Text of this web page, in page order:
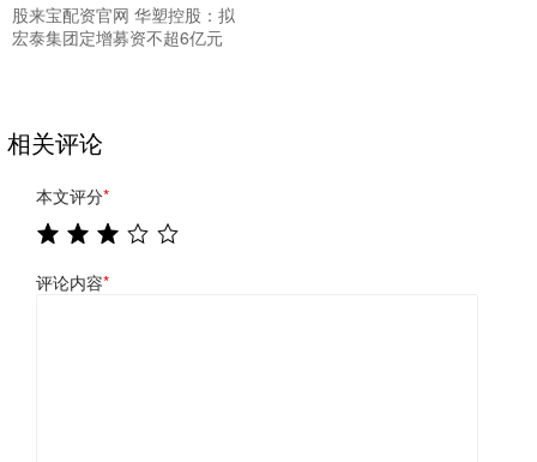
股来宝配资官网 华塑控股：拟
宏泰集团定增募资不超6亿元
相关评论
本文评分*
评论内容*